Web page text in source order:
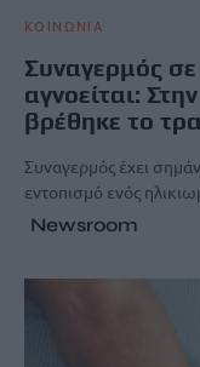
ΚΟΙΝΩΝΙΑ
Συναγερμός
αγνοείται:
βρέθηκε το
Συναγερμός έχει
εντοπισμό ενός
Newsroom